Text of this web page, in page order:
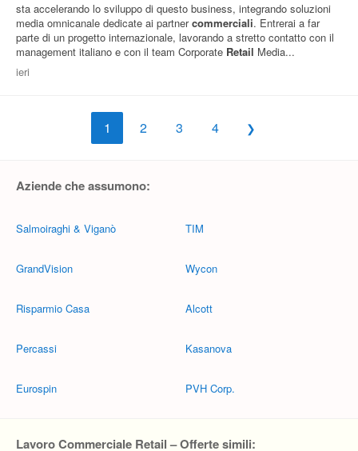
sta accelerando lo sviluppo di questo business, integrando soluzioni
media omnicanale dedicate ai partnercommerciali. Entrerai a far
parte di un progetto internazionale, lavorando a stretto contatto con il
management italiano e con il team Corporate Retail Media...
ieri
1 2 3 4
Aziende che assumono:
Salmoiraghi & Viganò
GrandVision
Risparmio Casa
Percassi
Eurospin
TIM
Wycon
Alcott
Kasanova
PVH Corp.
Lavoro Commerciale Retail – Offerte simili: